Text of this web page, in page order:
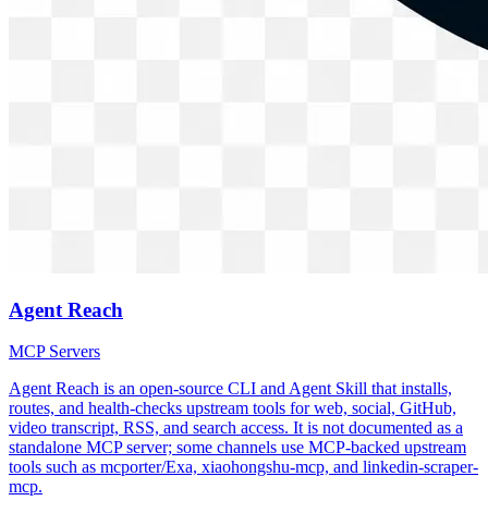
Agent Reach
MCP Servers
Agent Reach is an open-source CLI and Agent Skill that installs,
routes, and health-checks upstream tools for web, social, GitHub,
video transcript, RSS, and search access. It is not documented as a
standalone MCP server; some channels use MCP-backed upstream
tools such as mcporter/Exa, xiaohongshu-mcp, and linkedin-scraper-
mcp.